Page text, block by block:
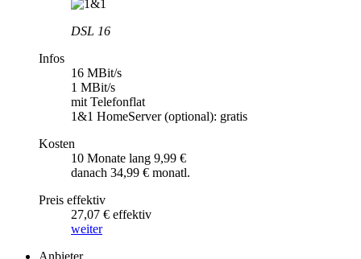
DSL 16
Infos
16 MBit/s
1 MBit/s
mit Telefonflat
1&1 HomeServer (optional): gratis
Kosten
10 Monate lang 9,99 €
danach 34,99 € monatl.
Preis effektiv
27,07 € effektiv
weiter
Anbieter